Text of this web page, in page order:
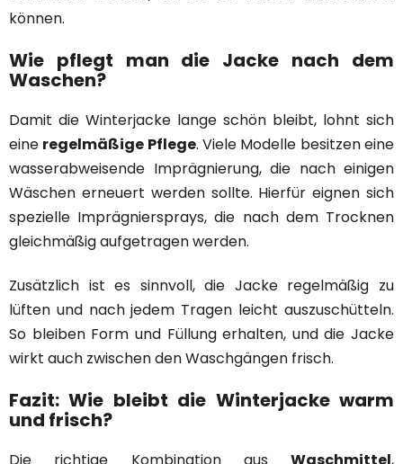
können.
Wie pflegt man die Jacke nach dem
Waschen?
Damit die Winterjacke lange schön bleibt, lohnt sich
eine regelmäßige Pflege. Viele Modelle besitzen eine
wasserabweisende Imprägnierung, die nach einigen
Wäschen erneuert werden sollte. Hierfür eignen sich
spezielle Imprägniersprays, die nach dem Trocknen
gleichmäßig aufgetragen werden.
Zusätzlich ist es sinnvoll, die Jacke regelmäßig zu
lüften und nach jedem Tragen leicht auszuschütteln.
So bleiben Form und Füllung erhalten, und die Jacke
wirkt auch zwischen den Waschgängen frisch.
Fazit: Wie bleibt die Winterjacke warm
und frisch?
Die richtige Kombination aus Waschmittel,